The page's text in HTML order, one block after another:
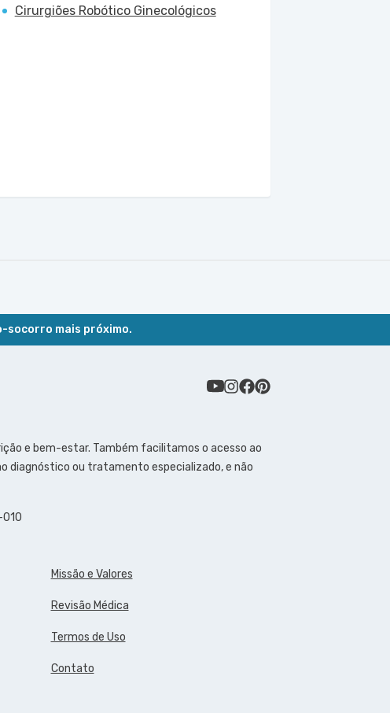
Cirurgiões Robótico Ginecológicos
socorro mais próximo.
e bem-estar. Também facilitamos o acesso ao
diagnóstico ou tratamento especializado, e não
010
Missão e Valores
Revisão Médica
Termos de Uso
Contato